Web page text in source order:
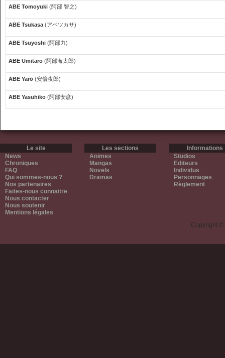
ABE Tomoyuki (阿部 智之)
ABE Tsukasa (アベツカサ)
ABE Tsuyoshi (阿部力)
ABE Umitarō (阿部海太郎)
ABE Yarō (安倍夜郎)
ABE Yasuhiko (阿部安彦)
Le site
News
Chroniques
FAQ
Qui sommes-nous ?
Nos partenaires
Faites-nous connaitre
Nous contacter
Nous soutenir
Mentions légales
Les sections
Animes
Mangas
Novels
Dramas
Informations
Studios
Editeurs
Individus
Personnages
Règlement
Copyright ©